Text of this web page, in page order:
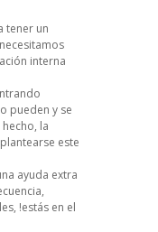
tener un
interna
pueden y se
la
este
ayuda extra
!estás en el